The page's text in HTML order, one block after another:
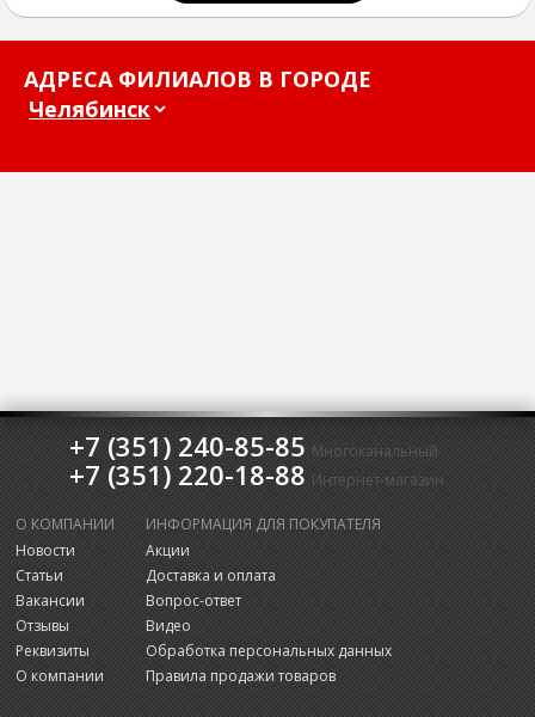
АДРЕСА ФИЛИАЛОВ В ГОРОДЕ
+7 (351) 240-85-85 Многоканальный
+7 (351) 220-18-88 Интернет-магазин
О КОМПАНИИ
Новости
Статьи
Вакансии
Отзывы
Реквизиты
О компании
ИНФОРМАЦИЯ ДЛЯ ПОКУПАТЕЛЯ
Акции
Доставка и оплата
Вопрос-ответ
Видео
Обработка персональных данных
Правила продажи товаров